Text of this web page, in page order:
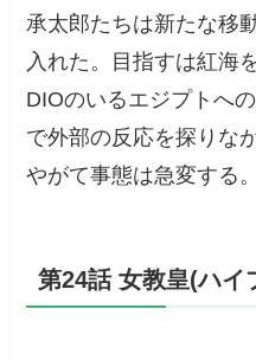
承太郎たちは新たな移
入れた。目指すは紅海
DIOのいるエジプトへ
で外部の反応を探りな
やがて事態は急変する。
第24話 女教皇(ハイ